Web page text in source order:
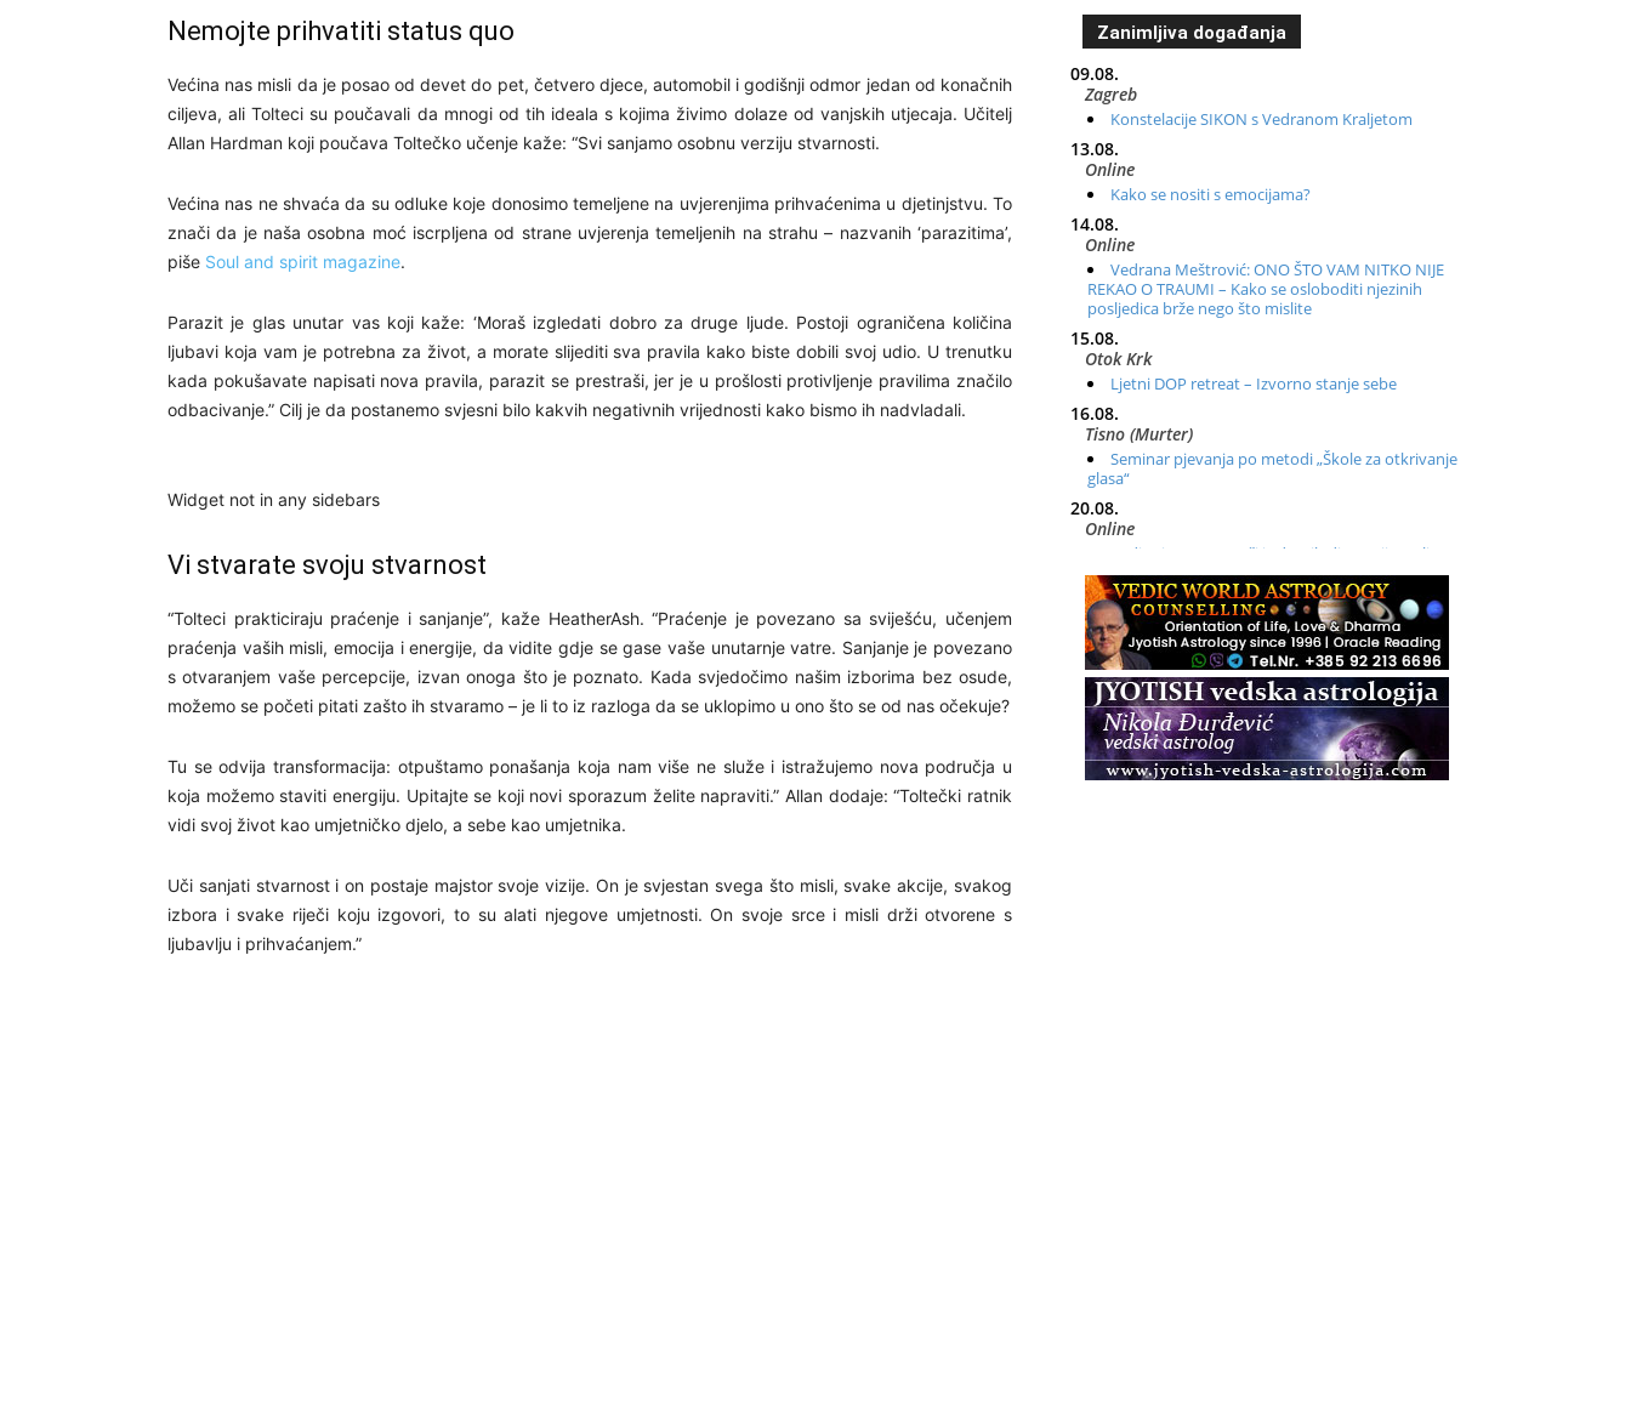
Nemojte prihvatiti status quo
Većina nas misli da je posao od devet do pet, četvero djece, automobil i godišnji odmor jedan od konačnih
ciljeva, ali Tolteci su poučavali da mnogi od tih ideala s kojima živimo dolaze od vanjskih utjecaja. Učitelj
Allan Hardman koji poučava Toltečko učenje kaže: “Svi sanjamo osobnu verziju stvarnosti.
Većina nas ne shvaća da su odluke koje donosimo temeljene na uvjerenjima prihvaćenima u djetinjstvu. To
znači da je naša osobna moć iscrpljena od strane uvjerenja temeljenih na strahu – nazvanih ‘parazitima’,
piše Soul and spirit magazine.
Parazit je glas unutar vas koji kaže: ‘Moraš izgledati dobro za druge ljude. Postoji ograničena količina
ljubavi koja vam je potrebna za život, a morate slijediti sva pravila kako biste dobili svoj udio. U trenutku
kada pokušavate napisati nova pravila, parazit se prestraši, jer je u prošlosti protivljenje pravilima značilo
odbacivanje.” Cilj je da postanemo svjesni bilo kakvih negativnih vrijednosti kako bismo ih nadvladali.
Widget not in any sidebars
Vi stvarate svoju stvarnost
“Tolteci prakticiraju praćenje i sanjanje”, kaže HeatherAsh. “Praćenje je povezano sa sviješću, učenjem
praćenja vaših misli, emocija i energije, da vidite gdje se gase vaše unutarnje vatre. Sanjanje je povezano
s otvaranjem vaše percepcije, izvan onoga što je poznato. Kada svjedočimo našim izborima bez osude,
možemo se početi pitati zašto ih stvaramo – je li to iz razloga da se uklopimo u ono što se od nas očekuje?
Tu se odvija transformacija: otpuštamo ponašanja koja nam više ne služe i istražujemo nova područja u
koja možemo staviti energiju. Upitajte se koji novi sporazum želite napraviti.” Allan dodaje: “Toltečki ratnik
vidi svoj život kao umjetničko djelo, a sebe kao umjetnika.
Uči sanjati stvarnost i on postaje majstor svoje vizije. On je svjestan svega što misli, svake akcije, svakog
izbora i svake riječi koju izgovori, to su alati njegove umjetnosti. On svoje srce i misli drži otvorene s
ljubavlju i prihvaćanjem.”
Zanimljiva događanja
09.08.
Zagreb
Konstelacije SIKON s Vedranom Kraljetom
13.08.
Online
Kako se nositi s emocijama?
14.08.
Online
Vedrana Meštrović: ONO ŠTO VAM NITKO NIJE
REKAO O TRAUMI – Kako se osloboditi njezinih
posljedica brže nego što mislite
15.08.
Otok Krk
Ljetni DOP retreat – Izvorno stanje sebe
16.08.
Tisno (Murter)
Seminar pjevanja po metodi „Škole za otkrivanje
glasa“
20.08.
Online
Radionica: Pomagači iz drugih dimenzija Online –
otvoreno za sve
21.08.
Zagreb+Online
Osnovni ThetaHealing® tečaj, Zagreb i Online
22.08.
Zagreb
Osnovna radionica za izscjeljivanje pranom (Basic
Pranic Healing course)
Pula